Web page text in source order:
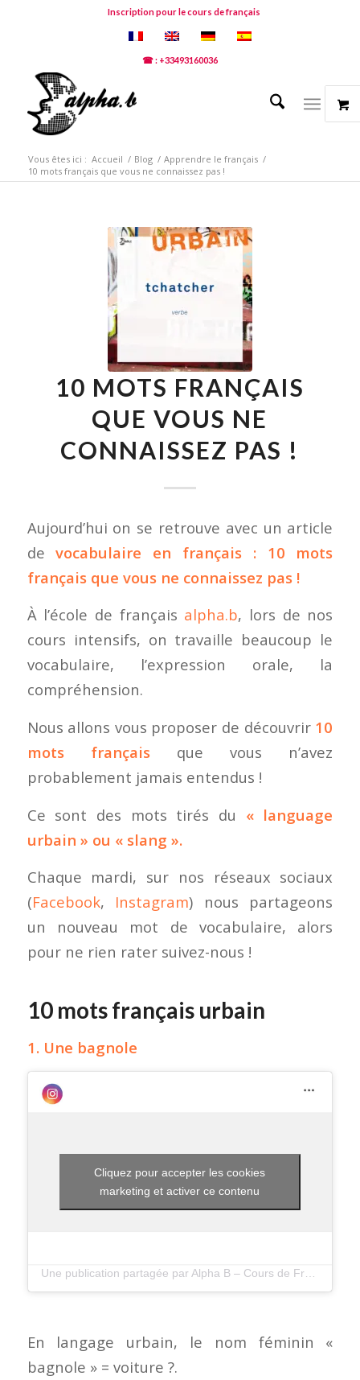
Inscription pour le cours de français
☎ : +33493160036
Vous êtes ici : Accueil / Blog / Apprendre le français /
10 mots français que vous ne connaissez pas !
10 MOTS FRANÇAIS
QUE VOUS NE
CONNAISSEZ PAS !
Aujourd’hui on se retrouve avec un article
devocabulaire en français : 10 mots
français que vous ne connaissez pas !
À l’école de français alpha.b, lors de nos
cours intensifs, on travaille beaucoup le
vocabulaire, l’expression orale, la
compréhension.
Nous allons vous proposer de découvrir 10
mots françaisque vous n’avez
probablement jamais entendus !
Ce sont des mots tirés du « language
urbain » ou « slang ».
Chaque mardi, sur nos réseaux sociaux
(Facebook, Instagram) nous partageons
un nouveau mot de vocabulaire, alors
pour ne rien rater suivez-nous !
10 mots français urbain
1. Une bagnole
Cliquez pour accepter les cookies
marketing et activer ce contenu
En langage urbain, le nom féminin «
bagnole » = voiture ?.